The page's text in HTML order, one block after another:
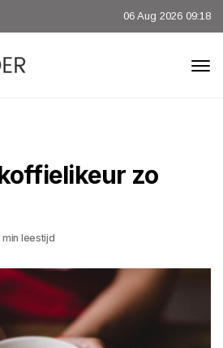
06 Aug 2026 09:18
zo
min leestijd